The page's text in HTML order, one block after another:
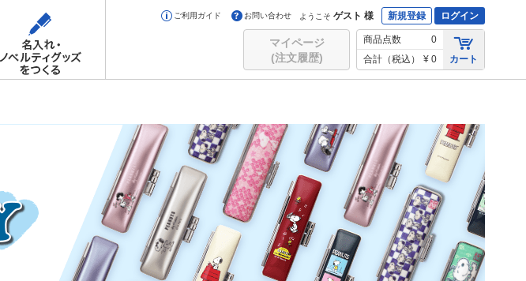
ご利用ガイド お問い合わせ ようこそ ゲスト 様 新規登録 ログイン
マイページ
(注文履歴)
商品点数
0
合計（税込）
¥ 0 カート